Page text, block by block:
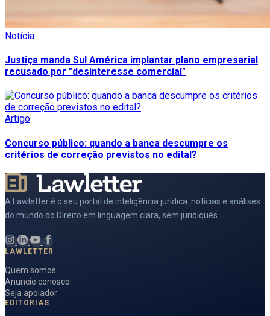
Notícia
Justiça manda Sul América implantar plano empresarial
recusado por "desinteresse comercial"
Artigo
Concurso público: quando a banca descumpre os
critérios de correção previstos no edital?
A Lawletter é o seu portal de inteligência jurídica: notícias e análises
do mundo do Direito em linguagem clara, sem juridiquês.
LAWLETTER
Quem somos
Anuncie conosco
Seja apoiador
EDITORIAS